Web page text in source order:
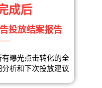
成后
投放结案报告
曝光点击转化的全
析和下次投放建议